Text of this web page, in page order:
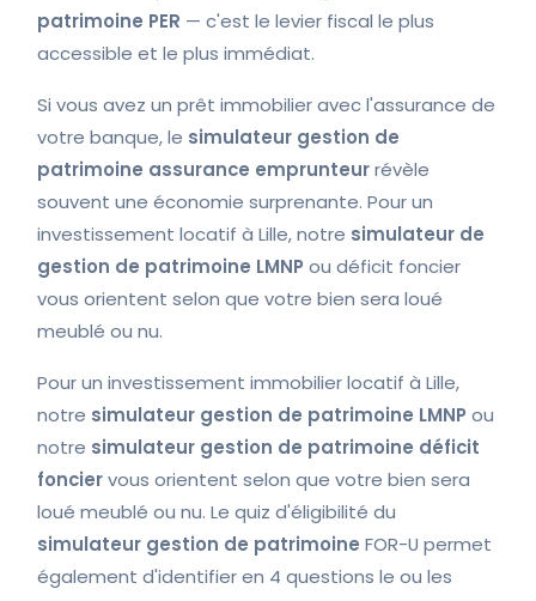
patrimoine PER — c'est le levier fiscal le plus
accessible et le plus immédiat.
Si vous avez un prêt immobilier avec l'assurance de
votre banque, le simulateur gestion de
patrimoine assurance emprunteurrévèle
souvent une économie surprenante. Pour un
investissement locatif à Lille, notre simulateur de
gestion de patrimoine LMNP ou déficit foncier
vous orientent selon que votre bien sera loué
meublé ou nu.
Pour un investissement immobilier locatif à Lille,
notre simulateur gestion de patrimoine LMNP ou
notre simulateur gestion de patrimoine déficit
fonciervous orientent selon que votre bien sera
loué meublé ou nu. Le quiz d'éligibilité du
simulateur gestion de patrimoine FOR-U permet
également d'identifier en 4 questions le ou les